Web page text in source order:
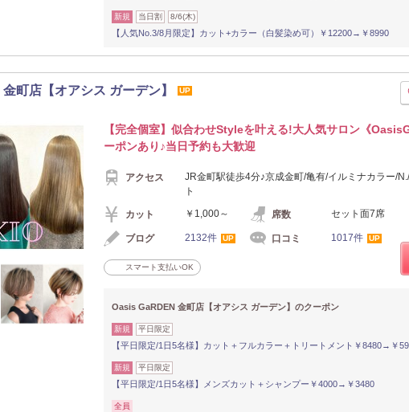
新規 当日割 8/6(木)
【人気No.3/8月限定】カット+カラー（白髪染め可）￥12200→￥8990
町店【オアシス ガーデン】 UP
【完全個室】似合わせStyleを叶える!大人気サロン《
ーポンあり♪当日予約も大歓迎
アクセス
JR金町駅徒歩4分♪京成金町/亀有/イルミナカラー/
ト
カット ￥1,000～ 席数 セット面7席
ブログ 2132件 UP 口コミ 1017件 UP
スマート支払いOK
Oasis GaRDEN 金町店【オアシス ガーデン】のクーポン
新規 平日限定
【平日限定/1日5名様】カット＋フルカラー＋トリートメント￥8480→￥
新規 平日限定
【平日限定/1日5名様】メンズカット＋シャンプー￥4000→￥3480
全員